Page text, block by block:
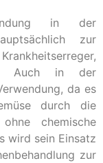
in der
zur
Auch in der
da es
durch die
chemische
wird sein Einsatz
zur